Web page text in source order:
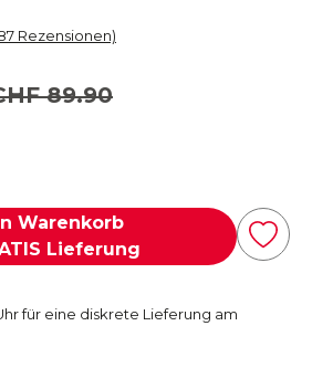
Rezensionen)
89.90
Warenkorb
Lieferung
für eine diskrete Lieferung am